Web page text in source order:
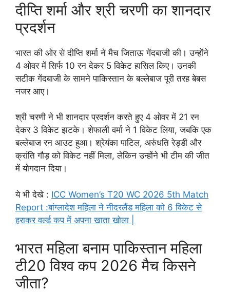
दीप्ति शर्मा और श्री चरणी का शानदार
प्रदर्शन
भारत की ओर से दीप्ति शर्मा ने मैच जिताऊ गेंदबाजी की। उन्होंने
4 ओवर में सिर्फ 10 रन देकर 5 विकेट हासिल किए। उनकी
सटीक गेंदबाजी के सामने पाकिस्तान के बल्लेबाज पूरी तरह बेबस
नजर आए।
श्री चरणी ने भी शानदार प्रदर्शन करते हुए 4 ओवर में 21 रन
देकर 3 विकेट झटके। शेफाली वर्मा ने 1 विकेट लिया, जबकि एक
बल्लेबाज रन आउट हुआ। श्रेयंका पाटिल, अरुंधति रेड्डी और
क्रांति गौड़ को विकेट नहीं मिला, लेकिन उन्होंने भी टीम की जीत
में योगदान दिया।
ये भी देखे : ICC Women’s T20 WC 2026 5th Match
Report :बांग्लादेश महिला ने नीदरलैंड महिला को 6 विकेट से
हराकर वर्ल्ड कप में अपना खाता खोला |
भारत महिला बनाम पाकिस्तान महिला
टी20 विश्व कप 2026 मैच किसने
जीता?